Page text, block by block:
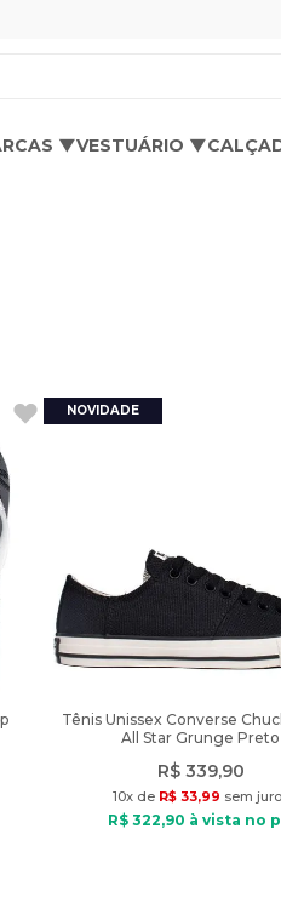
▼VESTUÁRIO ▼
Tênis Unissex Converse
All Star Grunge Preto
R$ 339,90
10x de R$ 33,99 sem
R$ 322,90 à vista no